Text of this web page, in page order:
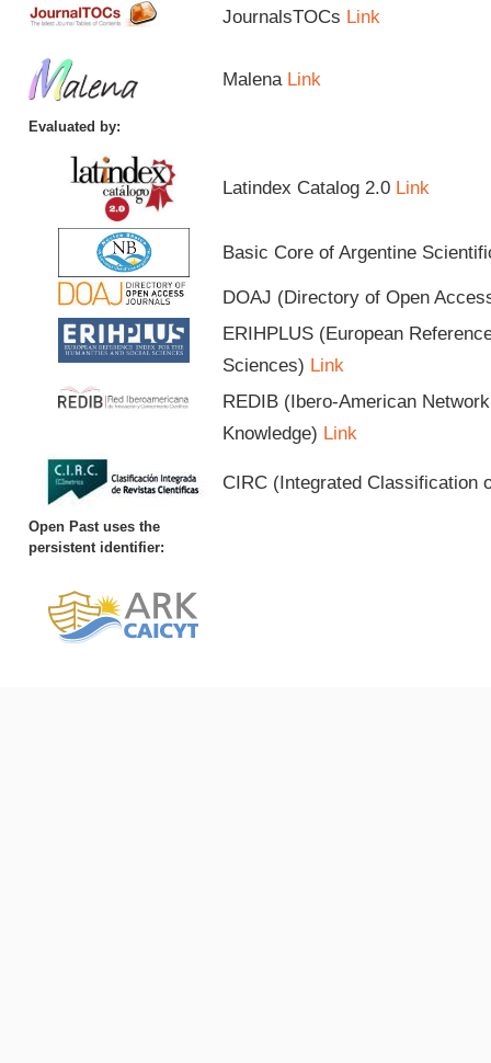
JournalsTOCs Link
Malena Link
Evaluated by:
Latindex Catalog 2.0 Link
Basic Core of Argentine
DOAJ (Directory of Open
ERIHPLUS (European
Sciences) Link
REDIB (Ibero-American
Knowledge) Link
CIRC (Integrated Classification
Open Past uses the
persistent identifier: